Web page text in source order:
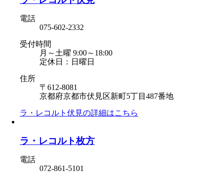
電話
075-602-2332
受付時間
月～土曜 9:00～18:00
定休日：日曜日
住所
〒612-8081
京都府京都市伏見区新町5丁目487番地
ラ・レコルト伏見の詳細はこちら
ラ・レコルト枚方
電話
072-861-5101